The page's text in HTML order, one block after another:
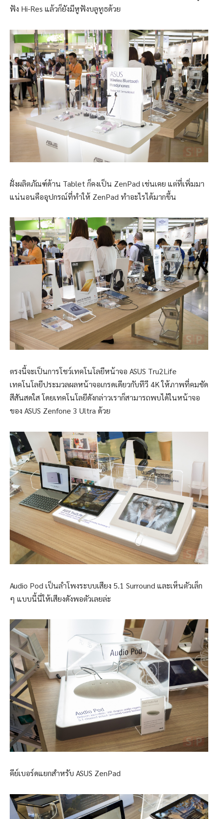
ฟัง Hi-Res แล้วก็ยังมีหูฟังบลูทูธด้วย
ฝั่งผลิตภัณฑ์ด้าน Tablet ก็คงเป็น ZenPad เช่นเคย แต่ที่เพิ่มมา
แน่นอนคืออุปกรณ์ที่ทำให้ ZenPad ทำอะไรได้มากขึ้น
ตรงนี้จะเป็นการโชว์เทคโนโลยีหน้าจอ ASUS Tru2Life
เทคโนโลยีประมวลผลหน้าจอเกรดเดียวกับทีวี 4K ให้ภาพที่คมชัด
สีสันสดใส โดยเทคโนโลยีดังกล่าวเราก็สามารถพบได้ในหน้าจอ
ของ ASUS Zenfone 3 Ultra ด้วย
Audio Pod เป็นลำโพงระบบเสียง 5.1 Surround และเห็นตัวเล็ก
ๆ แบบนี้นี่ให้เสียงดังพอตัวเลยล่ะ
คีย์เบอร์ดแยกสำหรับ ASUS ZenPad